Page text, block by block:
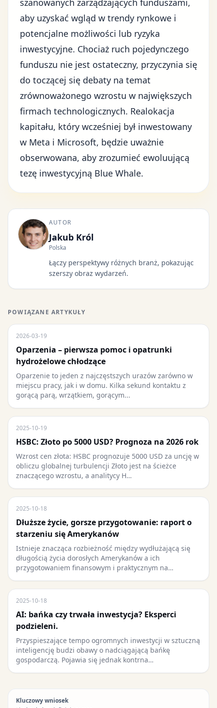
szanowanych zarządzających funduszami,
aby uzyskać wgląd w trendy rynkowe i
potencjalne możliwości lub ryzyka
inwestycyjne. Chociaż ruch pojedynczego
funduszu nie jest ostateczny, przyczynia się
do toczącej się debaty na temat
zrównoważonego wzrostu w największych
firmach technologicznych. Realokacja
kapitału, który wcześniej był inwestowany
w Meta i Microsoft, będzie uważnie
obserwowana, aby zrozumieć ewoluującą
tezę inwestycyjną Blue Whale.
AUTOR
Jakub Król
Polska
Łączy perspektywy różnych branż, pokazując
szerszy obraz wydarzeń.
POWIĄZANE ARTYKUŁY
2026-03-19
Oparzenia – pierwsza pomoc i opatrunki
hydrożelowe chłodzące
Oparzenie to jeden z najczęstszych urazów zarówno w
miejscu pracy, jak i w domu. Kilka sekund kontaktu z
gorącą parą, wrzątkiem, gorącym...
2025-10-19
HSBC: Złoto po 5000 USD? Prognoza na 2026 rok
Wzrost cen złota: HSBC prognozuje 5000 USD za uncję w
obliczu globalnej turbulencji Złoto jest na ścieżce
znaczącego wzrostu, a analitycy H…
2025-10-18
Dłuższe życie, gorsze przygotowanie: raport o
starzeniu się Amerykanów
Istnieje znacząca rozbieżność między wydłużającą się
długością życia dorosłych Amerykanów a ich
przygotowaniem finansowym i praktycznym na…
2025-10-18
AI: bańka czy trwała inwestycja? Eksperci
podzieleni.
Przyspieszające tempo ogromnych inwestycji w sztuczną
inteligencję budzi obawy o nadciągającą bańkę
gospodarczą. Pojawia się jednak kontrna…
Kluczowy wniosek